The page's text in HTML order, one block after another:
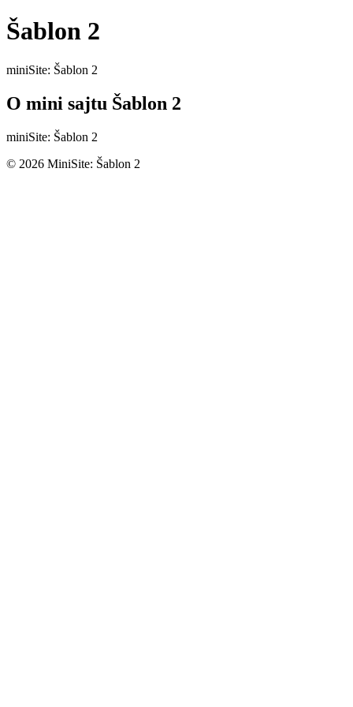
Šablon 2
miniSite: Šablon 2
O mini sajtu Šablon 2
miniSite: Šablon 2
© 2026 MiniSite: Šablon 2